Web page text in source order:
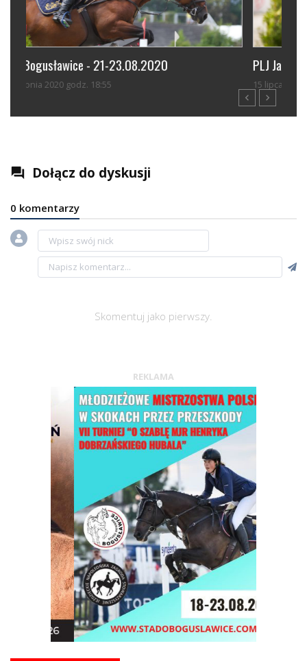
navigate_before
PLJ Jakubowice 2020
15 lipca 2020 godz. 14:46
navigate_next
question_answer Dołącz do dyskusji
0 komentarzy
Skomentuj jako pierwszy.
REKLAMA